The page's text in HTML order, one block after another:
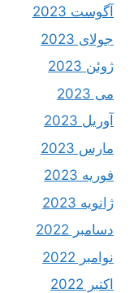
آگوست 2023
جولای 2023
ژوئن 2023
می 2023
آوریل 2023
مارس 2023
فوریه 2023
ژانویه 2023
دسامبر 2022
نوامبر 2022
اکتبر 2022